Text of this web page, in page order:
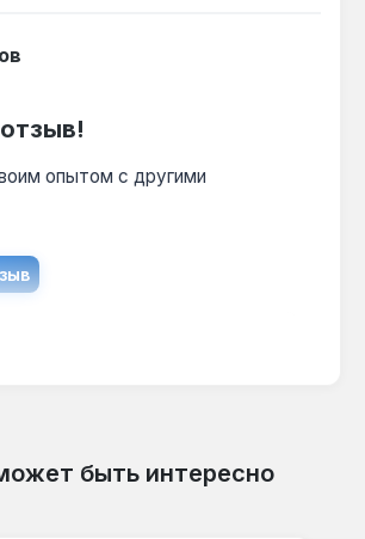
опытом с другими
отзывы только на текущем
быть интересно